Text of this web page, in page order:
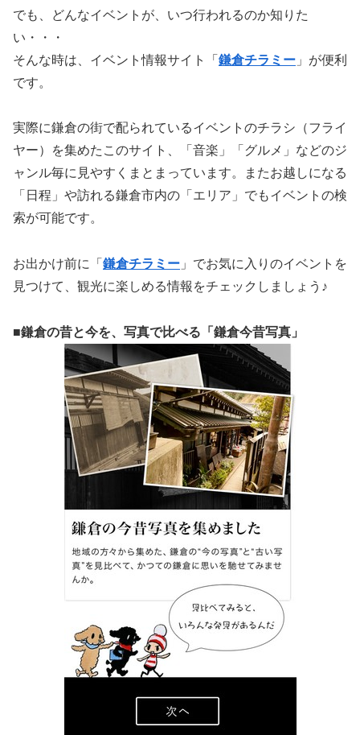
でも、どんなイベントが、いつ行われるのか知りた
い・・・
そんな時は、イベント情報サイト「 鎌倉チラミー 」が便利
です。
実際に鎌倉の街で配られているイベントのチラシ（フライ
ヤー）を集めたこのサイト、「音楽」「グルメ」などのジ
ャンル毎に見やすくまとまっています。またお越しになる
「日程」や訪れる鎌倉市内の「エリア」でもイベントの検
索が可能です。
お出かけ前に「 鎌倉チラミー 」でお気に入りのイベントを
見つけて、観光に楽しめる情報をチェックしましょう♪
■鎌倉の昔と今を、写真で比べる「鎌倉今昔写真」